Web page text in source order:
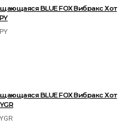
BLUE FOX Вибракс Хот
BLUE FOX Вибракс Хот